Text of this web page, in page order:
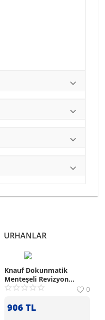
URHANLAR
Knauf Dokunmatik
Menteşeli Revizyon
Kapağı (50x50 cm)
0
906 TL